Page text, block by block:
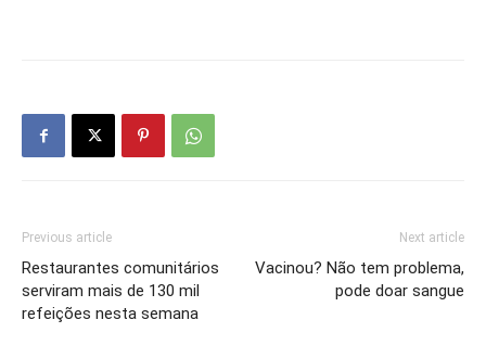
Previous article
Restaurantes comunitários
serviram mais de 130 mil
refeições nesta semana
Next article
Vacinou? Não tem problema,
pode doar sangue